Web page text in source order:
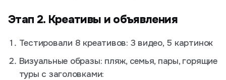
Этап 2. Креативы и объявления
Тестировали 8 креативов: 3 видео, 5 картинок
Визуальные образы: пляж, семья, пары, горящие
туры с заголовками: